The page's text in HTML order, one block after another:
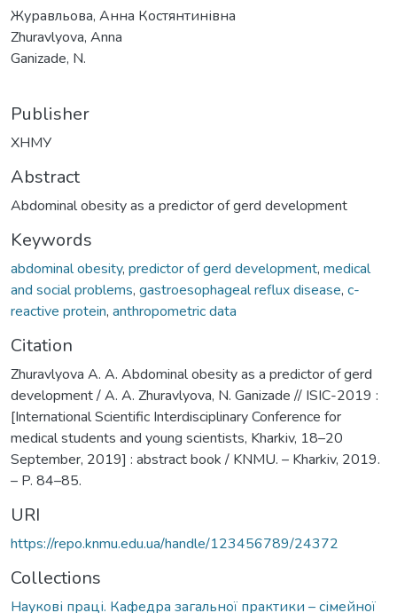
Журавльова, Анна Костянтинівна
Zhuravlyova, Anna
Ganizade, N.
Publisher
ХНМУ
Abstract
Abdominal obesity as a predictor of gerd development
Keywords
abdominal obesity, predictor of gerd development, medical
and social problems, gastroesophageal reflux disease, с-
reactive protein, anthropometric data
Citation
Zhuravlyova А. А. Abdominal obesity as a predictor of gerd
development / A. A. Zhuravlyova, N. Ganizade // ISIC-2019 :
[International Scientific Interdisciplinary Conference for
medical students and young scientists, Kharkiv, 18–20
September, 2019] : abstract book / KNMU. – Kharkiv, 2019.
– P. 84–85.
URI
https://repo.knmu.edu.ua/handle/123456789/24372
Collections
Наукові праці. Кафедра загальної практики – сімейної